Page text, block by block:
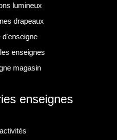
lumineux
drapeaux
d'enseigne
enseignes
magasin
enseignes